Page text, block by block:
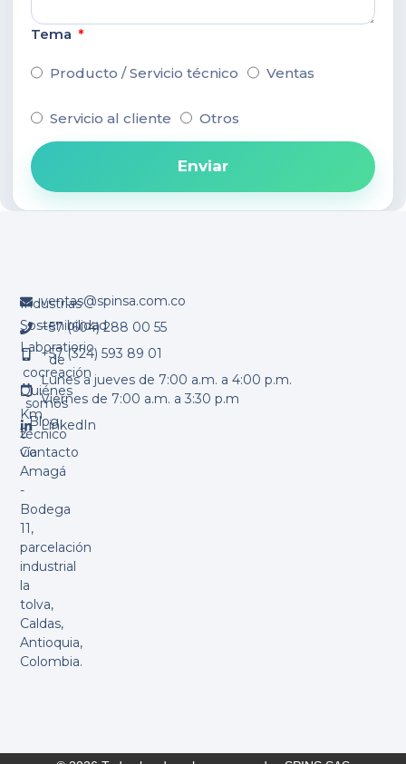
Tema
Producto / Servicio técnico Ventas
Servicio al cliente Otros
Enviar
Km
2
vía
Amagá
-
Bodega
11,
parcelación
industrial
la
tolva,
Caldas,
Antioquia,
Colombia.
ventas@spinsa.com.co
+57 (604) 288 00 55
+57 (324) 593 89 01
Lunes a jueves de 7:00 a.m. a 4:00 p.m.
Viernes de 7:00 a.m. a 3:30 p.m
LinkedIn
Industrias
Sostenibilidad
Laboratiorio
de
cocreación
Quiénes
somos
Blog
técnico
Contacto